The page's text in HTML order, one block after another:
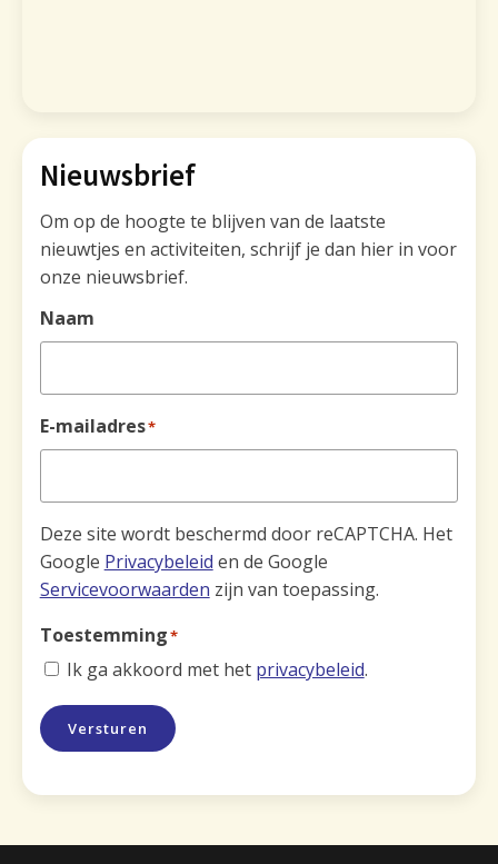
Nieuwsbrief
Om op de hoogte te blijven van de laatste
nieuwtjes en activiteiten, schrijf je dan hier in voor
onze nieuwsbrief.
Naam
E-mailadres*
Deze site wordt beschermd door reCAPTCHA. Het
Google Privacybeleid en de Google
Servicevoorwaarden zijn van toepassing.
Toestemming*
Ik ga akkoord met het privacybeleid.
Versturen